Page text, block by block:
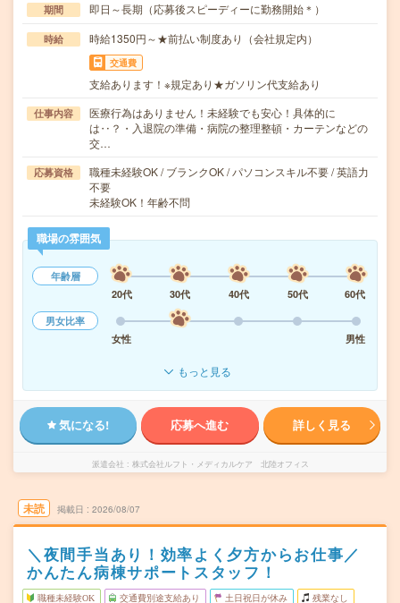
期間 即日～長期（応募後スピーディーに勤務開始＊）
時給 時給1350円～★前払い制度あり（会社規定内）
交通費
支給あります！※規定あり★ガソリン代支給あり
仕事内容
医療行為はありません！未経験でも安心！具体的に
は‥？・入退院の準備・病院の整理整頓・カーテンなどの
交…
応募資格
職種未経験OK / ブランクOK / パソコンスキル不要 / 英語力
不要
未経験OK！年齢不問
職場の雰囲気
年齢層
20代
30代 40代 50代
60代
男女比率
女性
男性
もっと見る
気になる! 応募へ進む 詳しく見る
派遣会社 株式会社ルフト・メディカルケア 北陸オフィス
未読 掲載日 2026/08/07
＼夜間手当あり！効率よく夕方からお仕事／
かんたん病棟サポートスタッフ！
職種未経験OK 交通費別途支給あり 土日祝日が休み 残業なし